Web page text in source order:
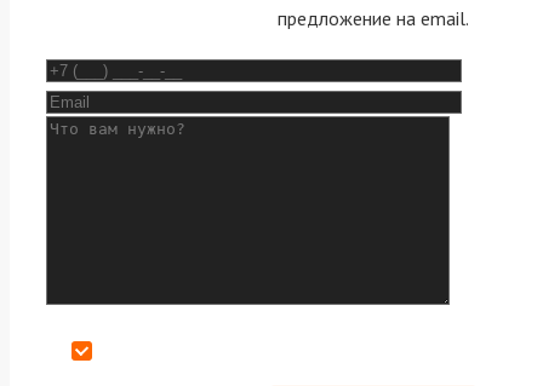
предложение на email.